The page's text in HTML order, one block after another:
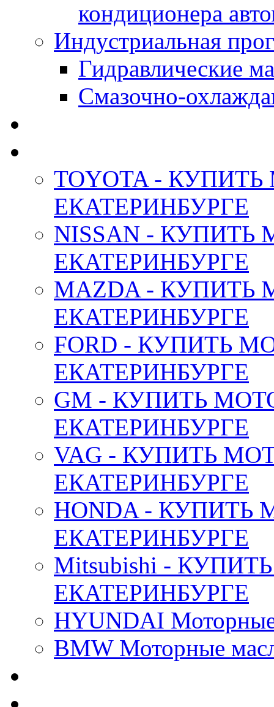
кондиционера
Индустриальная
Гидравлические
Смазочно-
TOYOTA -
ЕКАТЕРИНБУРГЕ
NISSAN -
ЕКАТЕРИНБУРГЕ
MAZDA -
ЕКАТЕРИНБУРГЕ
FORD - КУПИТЬ
ЕКАТЕРИНБУРГЕ
GM - КУПИТЬ
ЕКАТЕРИНБУРГЕ
VAG - КУПИТЬ
ЕКАТЕРИНБУРГЕ
HONDA -
ЕКАТЕРИНБУРГЕ
Mitsubishi -
ЕКАТЕРИНБУРГЕ
HYUNDAI
BMW Моторные